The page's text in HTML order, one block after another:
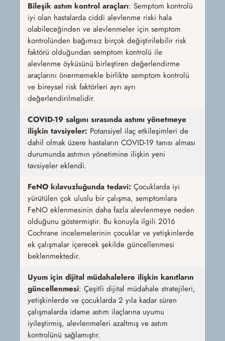
Bileşik astım kontrol araçları: Semptom kontrolü
iyi olan hastalarda ciddi alevlenme riski hala
olabileceğinden ve alevlenmeler için semptom
kontrolünden bağımsız birçok değiştirilebilir risk
faktörü olduğundan semptom kontrolü ile
alevlenme öyküsünü birleştiren değerlendirme
araçlarını önermemekle birlikte semptom kontrolü
ve bireysel risk faktörleri ayrı ayrı
değerlendirilmelidir.
COVID-19 salgını sırasında astımı yönetmeye
ilişkin tavsiyeler: Potansiyel ilaç etkileşimleri de
dahil olmak üzere hastaların COVID-19 tanısı alması
durumunda astımın yönetimine ilişkin yeni
tavsiyeler eklendi.
FeNO kılavuzluğunda tedavi:Çocuklarda iyi
yürütülen çok uluslu bir çalışma, semptomlara
FeNO eklenmesinin daha fazla alevlenmeye neden
olduğunu göstermiştir. Bu konuyla ilgili 2016
Cochrane incelemelerinin çocuklar ve yetişkinlerde
ek çalışmalar içerecek şekilde güncellenmesi
beklenmektedir.
Uyum için dijital müdahalelere ilişkin kanıtların
güncellenmesi: Çeşitli dijital müdahale stratejileri,
yetişkinlerde ve çocuklarda 2 yıla kadar süren
çalışmalarda idame astım ilaçlarına uyumu
iyileştirmiş, alevlenmeleri azaltmış ve astım
kontrolünü sağlamıştır.